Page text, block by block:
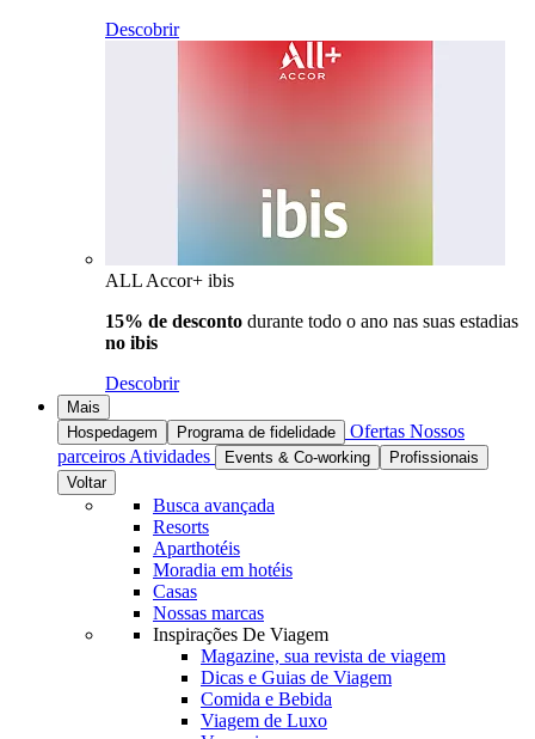
Descobrir
ALL Accor+ ibis
15% de desconto durante todo o ano nas suas estadias
no ibis
Descobrir
Mais
Hospedagem
Programa de fidelidade Ofertas Nossos
parceiros Atividades Events & Co-working
Profissionais
Voltar
Busca avançada
Resorts
Aparthotéis
Moradia em hotéis
Casas
Nossas marcas
Inspirações De Viagem
Magazine, sua revista de viagem
Dicas e Guias de Viagem
Comida e Bebida
Viagem de Luxo